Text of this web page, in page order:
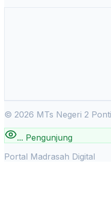
© 2026 MTs Negeri 2
... Pengunjung
Portal Madrasah Digital